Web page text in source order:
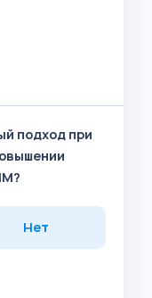
подход при
Нет